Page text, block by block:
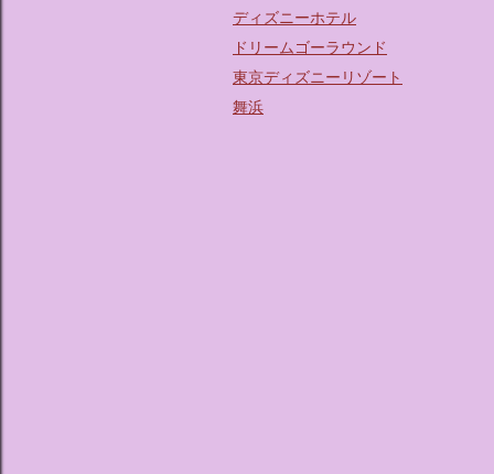
ディズニーホテル
ドリームゴーラウンド
東京ディズニーリゾート
舞浜